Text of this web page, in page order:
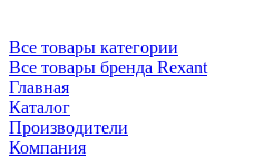
Все товары категории
Все товары бренда Rexant
Главная
Каталог
Производители
Компания